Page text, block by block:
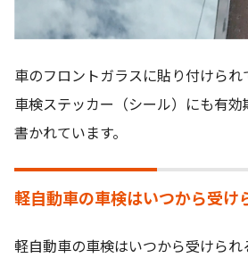
車のフロントガラスに貼り付けら
車検ステッカー（シール）にも有
書かれています。
軽自動車の車検はいつから受け
軽自動車の車検はいつから受けら